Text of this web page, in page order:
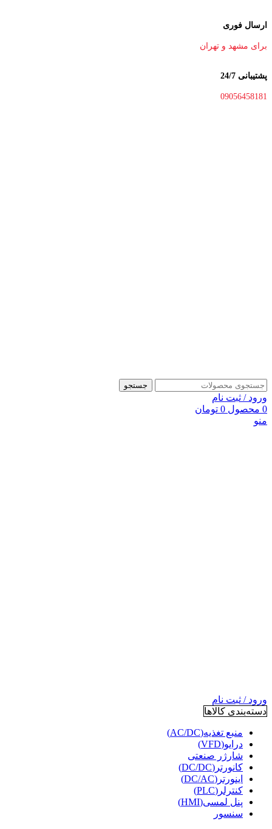
ارسال فوری
برای مشهد و تهران
پشتیبانی 24/7
09056458181
جستجو
ورود / ثبت نام
0 محصول 0 تومان
منو
ورود / ثبت نام
دسته‌بندی کالاها
منبع تغذیه(AC/DC)
درایو(VFD)
شارژر صنعتی
کانورتر(DC/DC)
اینورتر(DC/AC)
کنترلر(PLC)
پنل لمسی(HMI)
سنسور